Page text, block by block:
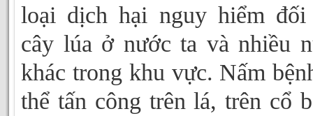
loại dịch hại nguy hiểm
cây lúa ở nước ta và nhiều
khác trong khu vực. Nấm
thể tấn công trên lá, trên cổ